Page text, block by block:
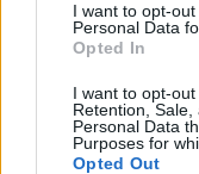
I want to opt-
Personal Data
Opted In
I want to opt-out
Retention,
Personal Data
Purposes for
Opted Out